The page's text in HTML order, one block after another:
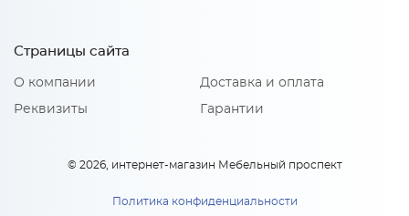
Страницы сайта
О компании
Реквизиты
Доставка и оплата
Гарантии
© 2026, интернет-магазин Мебельный проспект
Политика конфиденциальности